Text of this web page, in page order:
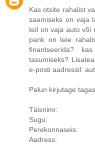
Kas otsite rahalist
saamiseks on vaja
teil on vaja auto või
pank on teie
finantseerida?
tasumiseks?
e-posti aadressil:
Palun kirjutage
Täisnimi:
Sugu:
Perekonnaseis:
Aadress: